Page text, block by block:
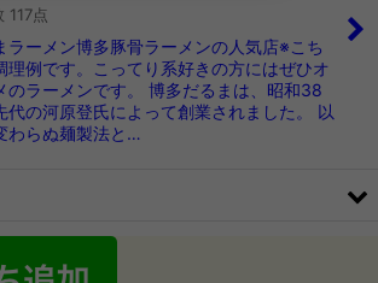
117点
ラーメン博多豚骨ラーメンの人気店※こち
理例です。こってり系好きの方にはぜひオ
のラーメンです。 博多だるまは、昭和38
代の河原登氏によって創業されました。 以
わらぬ麺製法と…
入